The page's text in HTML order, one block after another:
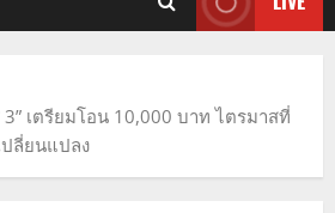
3” เตรียมโอน 10,000 บาท ไตรมาสที่
ปลี่ยนแปลง